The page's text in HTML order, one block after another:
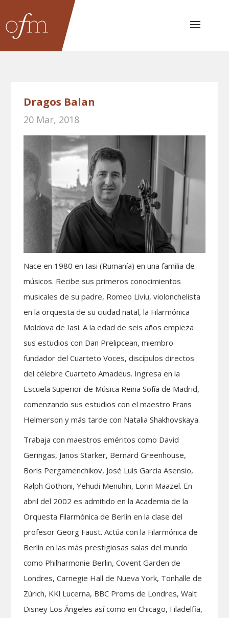
Dragos Balan
20 Mar, 2018
Nace en 1980 en Iasi (Rumanía) en una familia de
músicos. Recibe sus primeros conocimientos
musicales de su padre, Romeo Liviu, violonchelista
en la orquesta de su ciudad natal, la Filarmónica
Moldova de Iasi. A la edad de seis años empieza
sus estudios con Dan Prelipcean, miembro
fundador del Cuarteto Voces, discípulos directos
del célebre Cuarteto Amadeus. Ingresa en la
Escuela Superior de Música Reina Sofía de Madrid,
comenzando sus estudios con el maestro Frans
Helmerson y más tarde con Natalia Shakhovskaya.
Trabaja con maestros eméritos como David
Geringas, Janos Starker, Bernard Greenhouse,
Boris Pergamenchikov, José Luis García Asensio,
Ralph Gothoni, Yehudi Menuhin, Lorin Maazel. En
abril del 2002 es admitido en la Academia de la
Orquesta Filarmónica de Berlín en la clase del
profesor Georg Faust. Actúa con la Filarmónica de
Berlín en las más prestigiosas salas del mundo
como Philharmonie Berlin, Covent Garden de
Londres, Carnegie Hall de Nueva York, Tonhalle de
Zúrich, KKl Lucerna, BBC Proms de Londres, Walt
Disney Los Ángeles así como en Chicago, Filadelfia,